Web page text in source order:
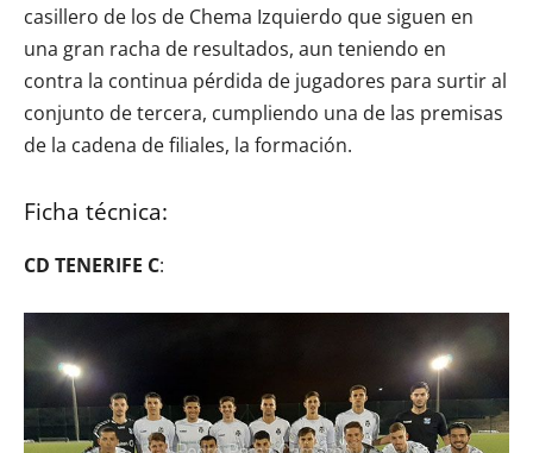
casillero de los de Chema Izquierdo que siguen en
una gran racha de resultados, aun teniendo en
contra la continua pérdida de jugadores para surtir al
conjunto de tercera, cumpliendo una de las premisas
de la cadena de filiales, la formación.
Ficha técnica:
CD TENERIFE C: